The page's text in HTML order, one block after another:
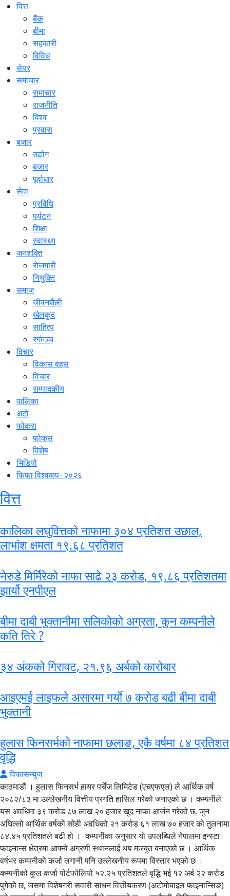
वित्त
बैंक
बीमा
सहकारी
विविध
सेयर
समाचार
समाचार
राजनीति
विश्व
प्रवास
बजार
उद्योग
बजार
पूर्वाधार
सेवा
प्रविधि
पर्यटन
शिक्षा
स्वास्थ्य
जनशक्ति
रोजगारी
नियुक्ति
समाज
जीवनशैली
खेलकुद
साहित्य
रगंमञ्च
विचार
विकास वहस
विचार
सम्पादकीय
पालिका
अटो
फोकस
फोकस
विशेष
भिडियो
फिफा विश्वकप- २०२६
वित्त
कालिका लघुवित्तको नाफामा ३०४ प्रतिशत उछाल,
लाभांश क्षमता १९.६८ प्रतिशत
नेरुडे मिर्मिरेको नाफा साढे २३ करोड, १९.८६ प्रतिशतमा
झार्यो एनपीएल
बीमा दाबी भुक्तानीमा सलिकोको अग्रता, कुन कम्पनीले
कति तिरे ?
३४ अंकको गिरावट, २१.९६ अर्बको कारोबार
आइएमई लाइफले असारमा गर्याे ७ करोड बढी बीमा दाबी
भुक्तानी
हुलास फिनसर्भको नाफामा छलाङ, एकै वर्षमा ८४ प्रतिशत
वृद्धि
विकासन्युज
काठमाडौं । हुलास फिनसर्भ हायर पर्चेज लिमिटेड (एचएफएल) ले आर्थिक वर्ष
२०८२/८३ मा उल्लेखनीय वित्तीय प्रगति हासिल गरेको जनाएको छ । कम्पनीले
यस अवधिमा ३९ करोड ८७ लाख २० हजार खुद नाफा आर्जन गरेको छ, जुन
अघिल्लो आर्थिक वर्षको सोही अवधिको २१ करोड ६१ लाख ७० हजार को तुलनामा
८४.४५ प्रतिशतले बढी हो । कम्पनीका अनुसार यो उपलब्धिले नेपालमा इन्स्टा
फाइनान्स क्षेत्रमा आफ्नो अग्रणी स्थानलाई थप मजबुत बनाएको छ । आर्थिक
वर्षभर कम्पनीको कर्जा लगानी पनि उल्लेखनीय रूपमा विस्तार भएको छ ।
कम्पनीको कुल कर्जा पोर्टफोलियो ५२.२५ प्रतिशतले वृद्धि भई १२ अर्ब २२ करोड
पुगेको छ, जसमा विशेषगरी सवारी साधन वित्तीयकरण (अटोमोबाइल फाइनान्सिङ)